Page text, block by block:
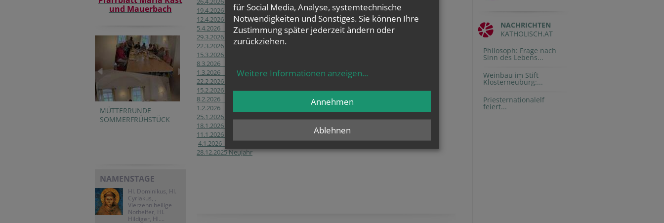
und Mauerbach
MÜTTERRUNDE
SOMMERFRÜHSTÜCK
NAMENSTAGE
Hl. Dominikus, Hl.
Cyriakus, ,
Vierzehn heilige
Nothelfer, Hl.
Hildiger, Hl....
19.4.2026 3. Sonntag der Osterzeit
12.4.2026 2. Sonntag der Osterzeit
5.4.2026 Ostersonntag
29.3.2026 Palmsonntag
22.3.2026 5. Fastensonntag
15.3.2026 4. Fastensonntag
8.3.2026 3. Fastensonntag
1.3.2026 2. Fastensonntag
22.2.2026 1. Fastensonntag
15.2.2026 6. Sonntag im Jahreskreis
8.2.2026 5. Sonntag im Jahreskreis
1.2.2026 4. Sonntag im Jahreskreis
25.1.2026 3. Sonntag im Jahreskreis
18.1.2026 2. Sonntag im Jahreskreis
11.1.2026 Taufe des Herrn
4.1.2026 2. Sonntag nach Weihnachten
28.12.2025 Neujahr
NACHRICHTEN
KATHOLISCH.AT
Philosoph: Frage nach
Sinn des Lebens...
Weinbau im Stift
Klosterneuburg:...
Priesternationalelf
feiert...
für Social Media, Analyse, systemtechnische
Notwendigkeiten und Sonstiges. Sie können Ihre
Zustimmung später jederzeit ändern oder
zurückziehen.
Weitere Informationen anzeigen...
Ablehnen
Annehmen